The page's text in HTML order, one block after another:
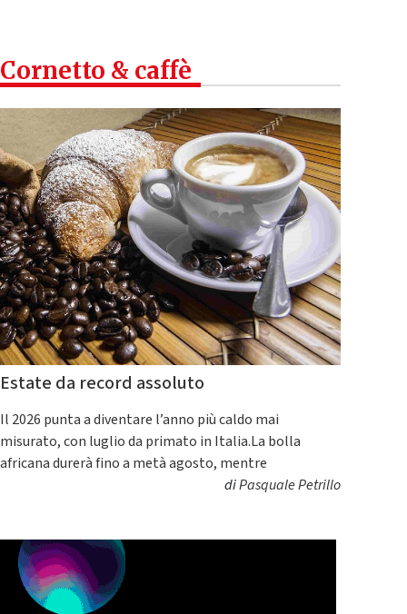
Cornetto & caffè
Estate da record assoluto
Il 2026 punta a diventare l’anno più caldo mai
misurato, con luglio da primato in Italia.La bolla
africana durerà fino a metà agosto, mentre
diPasquale Petrillo